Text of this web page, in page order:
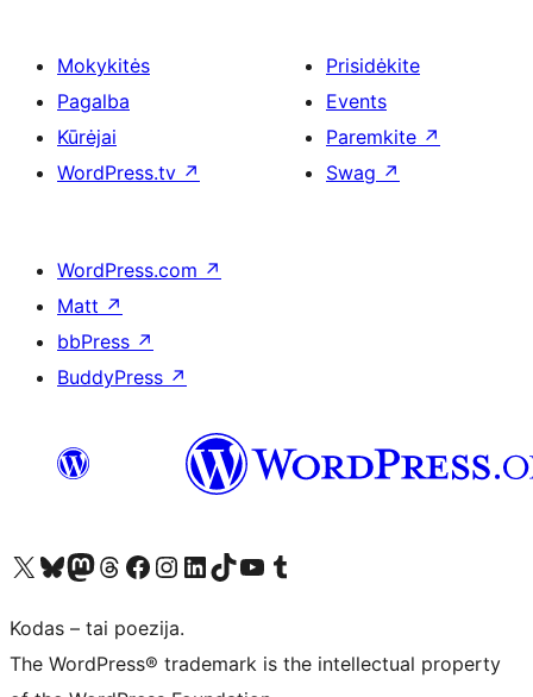
Mokykitės
Pagalba
Kūrėjai
WordPress.tv ↗
Prisidėkite
Events
Paremkite ↗
Swag ↗
WordPress.com ↗
Matt ↗
bbPress ↗
BuddyPress ↗
Visit our X (formerly Twitter) account
Apsilankykite mūsų Bluesky paskyroje
Visit our Mastodon account
Apsilankykite mūsų Threads paskyroje
Visit our Facebook page
Visit our Instagram account
Visit our LinkedIn account
Apsilankykite mūsų TikTok paskyroje
Visit our YouTube channel
Apsilankykite mūsų Tumblr paskyroje
Kodas – tai poezija.
The WordPress® trademark is the intellectual property